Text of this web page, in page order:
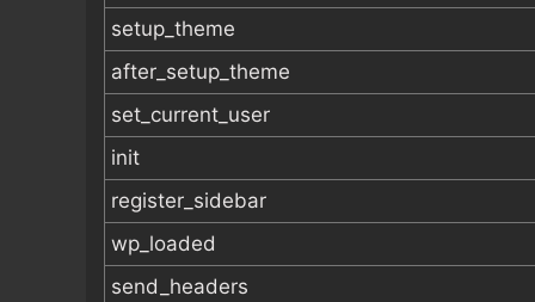
setup_theme
after_setup_theme
set_current_user
init
register_sidebar
wp_loaded
send_headers